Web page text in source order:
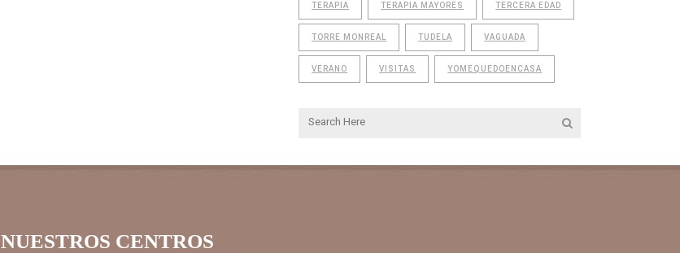
TERAPIA TERAPIA MAYORES TERCERA EDAD
TORRE MONREAL TUDELA VAGUADA
VERANO VISITAS YOMEQUEDOENCASA
NUESTROS CENTROS